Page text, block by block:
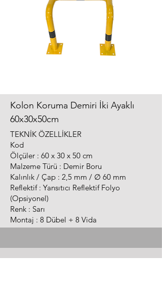
Kolon Koruma Demiri İki Ayaklı
60x30x50cm
TEKNİK ÖZELLİKLER
Kod
Ölçüler : 60 x 30 x 50 cm
Malzeme Türü : Demir Boru
Kalınlık / Çap : 2,5 mm / ∅ 60 mm
Reflektif : Yansıtıcı Reflektif Folyo
(Opsiyonel)
Renk : Sarı
Montaj : 8 Dübel + 8 Vida